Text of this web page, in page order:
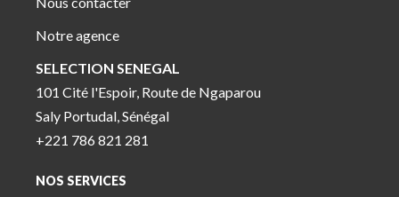
Notre agence
SELECTION SENEGAL
101 Cité l'Espoir, Route de Ngaparou
Saly Portudal, Sénégal
+221 786 821 281
NOS SERVICES